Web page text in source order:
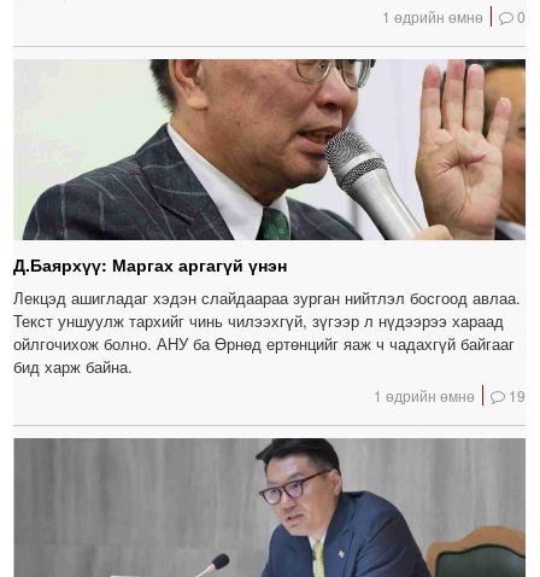
1 өдрийн өмнө 0
Д.Баярхүү: Маргах аргагүй үнэн
Лекцэд ашигладаг хэдэн слайдаараа зурган нийтлэл босгоод авлаа.
Текст уншуулж тархийг чинь чилээхгүй, зүгээр л нүдээрээ хараад
ойлгочихож болно. АНУ ба Өрнөд ертөнцийг яаж ч чадахгүй байгааг
бид харж байна.
1 өдрийн өмнө 19